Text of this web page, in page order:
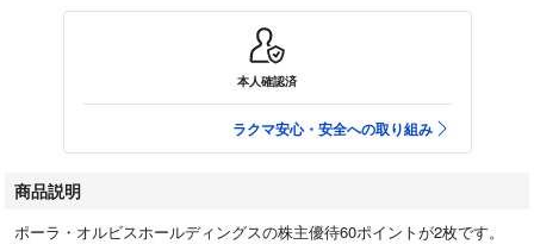
本人確認済
ラクマ安心・安全への取り組み
商品説明
ポーラ・オルビスホールディングスの株主優待60ポイントが2枚です。